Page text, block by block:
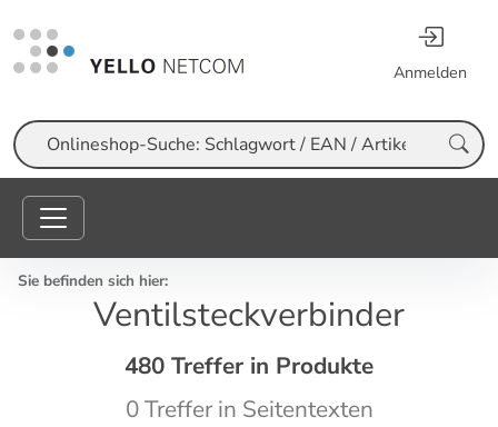
Anmelden
Suche
Sie befinden sich hier:
Ventilsteckverbinder
480 Treffer in Produkte
0 Treffer in Seitentexten